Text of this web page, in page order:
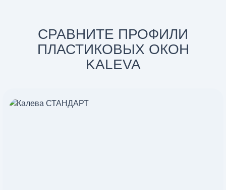
СРАВНИТЕ ПРОФИЛИ
ПЛАСТИКОВЫХ ОКОН
KALEVA